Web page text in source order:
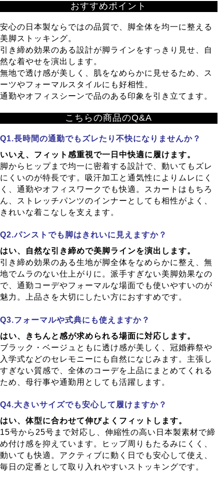
おすすめポイント
安心の日本製ならではの品質で、脚全体を均一に整える
美脚ストッキング。
引き締め効果のある設計が脚ラインをすっきり見せ、自
然な着やせを演出します。
無地で透け感が美しく、肌をなめらかに見せるため、ス
ーツやフォーマルスタイルにも好相性。
通勤やオフィスシーンで品のある印象を引き立てます。
こちらの商品のQ&A
長時間の通勤でもズレたり不快になりませんか？
いいえ、フィット感重視で一日中快適に履けます。
脚からヒップまで均一に密着する設計で、動いてもズレ
にくいのが特長です。吸汗加工と通気性によりムレにく
く、通勤やオフィスワークでも快適。スカートはもちろ
ん、ストレッチパンツのインナーとしても相性がよく、
きれいな着こなしを支えます。
パンストでも脚はきれいに見えますか？
はい、自然な引き締めで美脚ラインを演出します。
引き締め効果のある生地が脚全体をなめらかに整え、無
地でムラのない仕上がりに。派手すぎない美脚効果なの
で、通勤コーデやフォーマルな場面でも使いやすいのが
魅力。上品さを大切にしたい方におすすめです。
フォーマルや式典にも使えますか？
はい、きちんと感が求められる場面に対応します。
ブラック・ベージュともに透け感が美しく、冠婚葬祭や
入学式などのセレモニーにも自然になじみます。主張し
すぎない質感で、全体のコーデを上品にまとめてくれる
ため、母行事や通勤用としても活躍します。
大きいサイズでも安心して履けますか？
はい、体型に合わせて伸びよくフィットします。
15号から25号まで対応し、伸縮性の高い日本製素材で締
め付け感を抑えています。ヒップ周りもたるみにくく、
動いても快適。アクティブに動く日でも安心して使え、
毎日の定番として取り入れやすいストッキングです。